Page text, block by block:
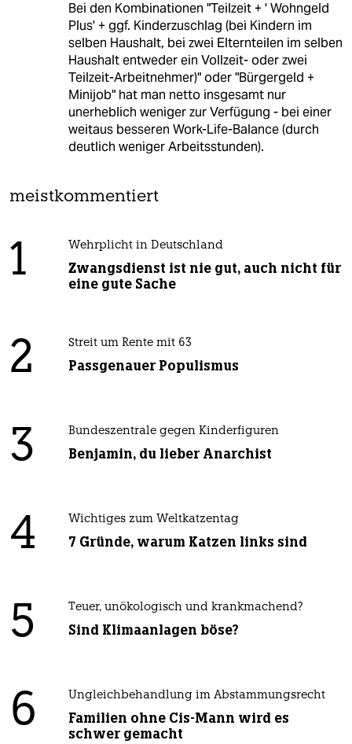
Bei den Kombinationen "Teilzeit + ' Wohngeld
Plus' + ggf. Kinderzuschlag (bei Kindern im
selben Haushalt, bei zwei Elternteilen im selben
Haushalt entweder ein Vollzeit- oder zwei
Teilzeit-Arbeitnehmer)" oder "Bürgergeld +
Minijob" hat man netto insgesamt nur
unerheblich weniger zur Verfügung - bei einer
weitaus besseren Work-Life-Balance (durch
deutlich weniger Arbeitsstunden).
meistkommentiert
1 Wehrplicht in Deutschland
Zwangsdienst ist nie gut, auch nicht für
eine gute Sache
2 Streit um Rente mit 63
Passgenauer Populismus
3 Bundeszentrale gegen Kinderfiguren
Benjamin, du lieber Anarchist
4 Wichtiges zum Weltkatzentag
7 Gründe, warum Katzen links sind
5 Teuer, unökologisch und krankmachend?
Sind Klimaanlagen böse?
6 Ungleichbehandlung im Abstammungsrecht
Familien ohne Cis-Mann wird es
schwer gemacht